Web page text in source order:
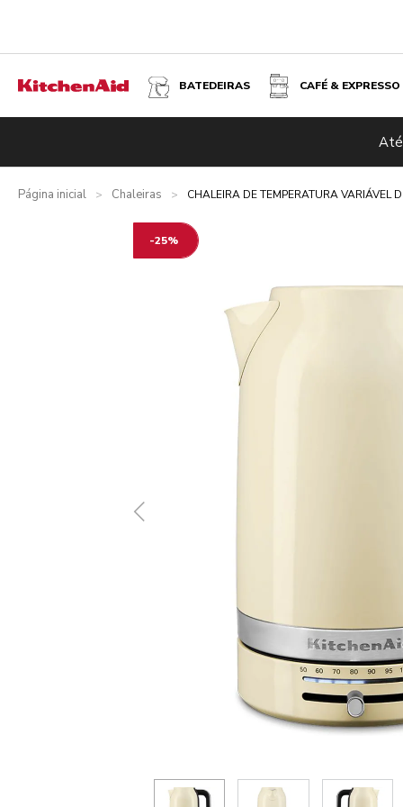
BATEDEIRAS CAFÉ & EXPRESSO
Página inicial > Chaleiras > CHALEIRA DE TEMPERATURA VARIÁVEL
Produtos
-25%